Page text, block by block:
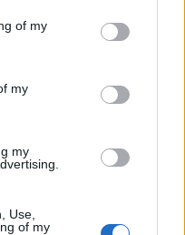
You may click to
its third-party tags to
in below Google
of my
my
my
Use,
of my
és
dolgokat. Nagy